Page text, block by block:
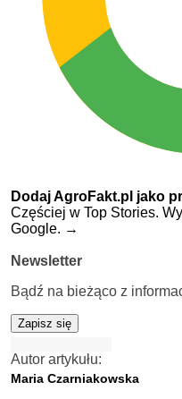
Dodaj AgroFakt.pl jako
Częściej w Top Stories.
Google. →
Newsletter
Bądź na bieżąco z
Zapisz się
Autor artykułu:
Maria Czarniakowska